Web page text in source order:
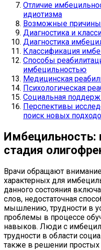
Отличие
идиотизма
Возможные причины
Диагностика и
Диагностика
Классификация
Способы
имбецильностью
Медицинская
Психологическая
Социальная
Перспективы
поиск новых
Имбецильность:
стадия
Врачи обращают
характерных для
данного состояния
слов, недостаточная
мышлению, трудности в
проблемы в процессе
навыков. Люди с
трудности в области
также в решении